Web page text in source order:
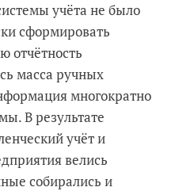
учёта не было
сформировать
отчётность
масса ручных
многократно
В результате
учёт и
велись
собирались и